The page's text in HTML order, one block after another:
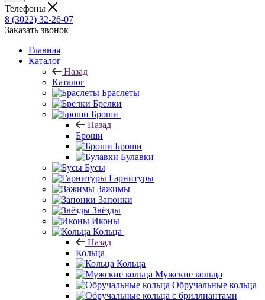
Телефоны
8 (3022) 32-26-07
Заказать звонок
Главная
Каталог
Назад
Каталог
Браслеты
Брелки
Броши
Назад
Броши
Броши
Булавки
Бусы
Гарнитуры
Зажимы
Запонки
Звёзды
Иконы
Кольца
Назад
Кольца
Кольца
Мужские кольца
Обручальные кольца